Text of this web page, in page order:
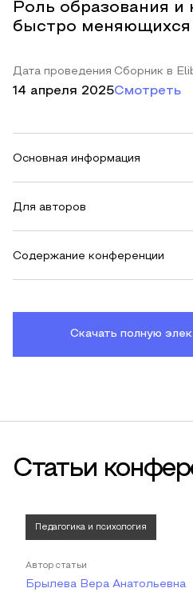
Роль образования и
быстро меняющихся
Дата проведения
14 апреля 2025
Сборник в
Смотреть
Основная информация
Для авторов
Содержание конференции
Скачать полную
Статьи
Педагогика и психология
Автор статьи
Брылева Вера Анатольевна